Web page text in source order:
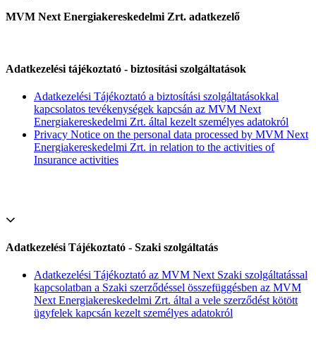
MVM Next Energiakereskedelmi Zrt. adatkezelő
Adatkezelési tájékoztató - biztosítási szolgáltatások
Adatkezelési Tájékoztató a biztosítási szolgáltatásokkal
kapcsolatos tevékenységek kapcsán az MVM Next
Energiakereskedelmi Zrt. által kezelt személyes adatokról
Privacy Notice on the personal data processed by MVM Next
Energiakereskedelmi Zrt. in relation to the activities of
Insurance activities
Adatkezelési Tájékoztató - Szaki szolgáltatás
Adatkezelési Tájékoztató az MVM Next Szaki szolgáltatással
kapcsolatban a Szaki szerződéssel összefüggésben az MVM
Next Energiakereskedelmi Zrt. által a vele szerződést kötött
ügyfelek kapcsán kezelt személyes adatokról